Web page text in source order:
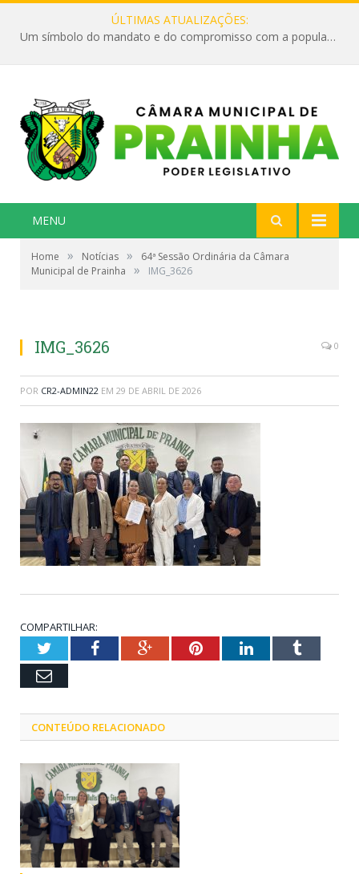
ÚLTIMAS ATUALIZAÇÕES:
Um símbolo do mandato e do compromisso com a população
MENU
Home » Notícias »
64ª Sessão Ordinária da Câmara
Municipal de Prainha
» IMG_3626
IMG_3626 0
POR CR2-ADMIN22 EM 29 DE ABRIL DE 2026
COMPARTILHAR:
TwitterFacebookGoogle+PinterestLinkedInTumblr
Email
CONTEÚDO RELACIONADO